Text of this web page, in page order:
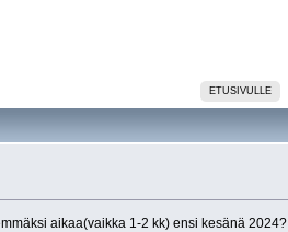
ETUSIVULLE
aikaa(vaikka 1-2 kk) ensi kesänä 2024?